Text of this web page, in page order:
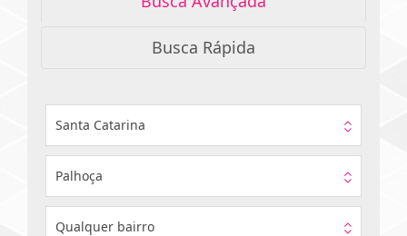
Busca Rápida
Santa Catarina
Palhoça
Qualquer bairro